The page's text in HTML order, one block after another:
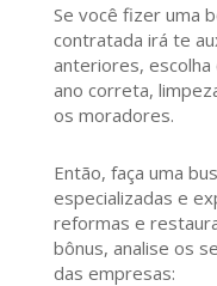
Se você fizer uma
contratada irá te
anteriores, escolha
ano correta,
os moradores.
Então, faça uma
especializadas e
reformas e
bônus, analise os
das empresas: